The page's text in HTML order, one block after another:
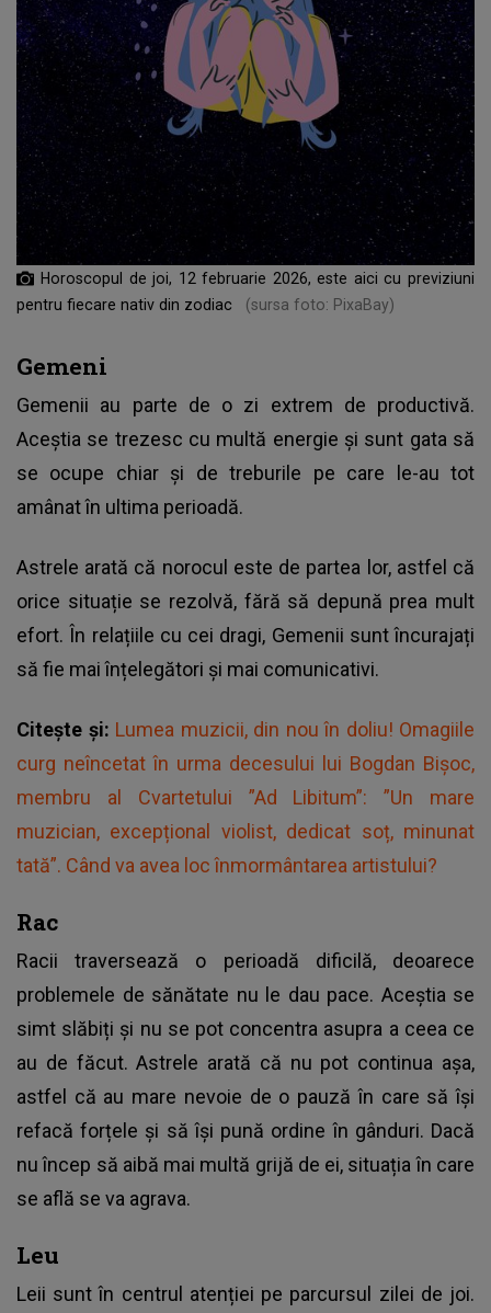
Horoscopul de joi, 12 februarie 2026, este aici cu previziuni
pentru fiecare nativ din zodiac
(sursa foto: PixaBay)
Gemeni
Gemenii au parte de o zi extrem de productivă.
Aceștia se trezesc cu multă energie și sunt gata să
se ocupe chiar și de treburile pe care le-au tot
amânat în ultima perioadă.
Astrele arată că norocul este de partea lor, astfel că
orice situație se rezolvă, fără să depună prea mult
efort. În relațiile cu cei dragi, Gemenii sunt încurajați
să fie mai înțelegători și mai comunicativi.
Citește și: Lumea muzicii, din nou în doliu! Omagiile
curg neîncetat în urma decesului lui Bogdan Bișoc,
membru al Cvartetului ”Ad Libitum”: ”Un mare
muzician, excepțional violist, dedicat soț, minunat
tată”. Când va avea loc înmormântarea artistului?
Rac
Racii traversează o perioadă dificilă, deoarece
problemele de sănătate nu le dau pace. Aceștia se
simt slăbiți și nu se pot concentra asupra a ceea ce
au de făcut. Astrele arată că nu pot continua așa,
astfel că au mare nevoie de o pauză în care să își
refacă forțele și să își pună ordine în gânduri. Dacă
nu încep să aibă mai multă grijă de ei, situația în care
se află se va agrava.
Leu
Leii sunt în centrul atenției pe parcursul zilei de joi.